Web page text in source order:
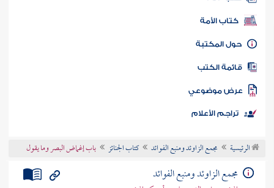
كتب PDF
كتاب الأمة
المكتبة
الكتب
موضوعي
تراجم الأعلام
الرئيسية مجمع الزاوئد ومنبع الفوائد كتاب الجنائز باب إغماض البصر وما يقول
مجمع الزاوئد ومنبع الفوائد